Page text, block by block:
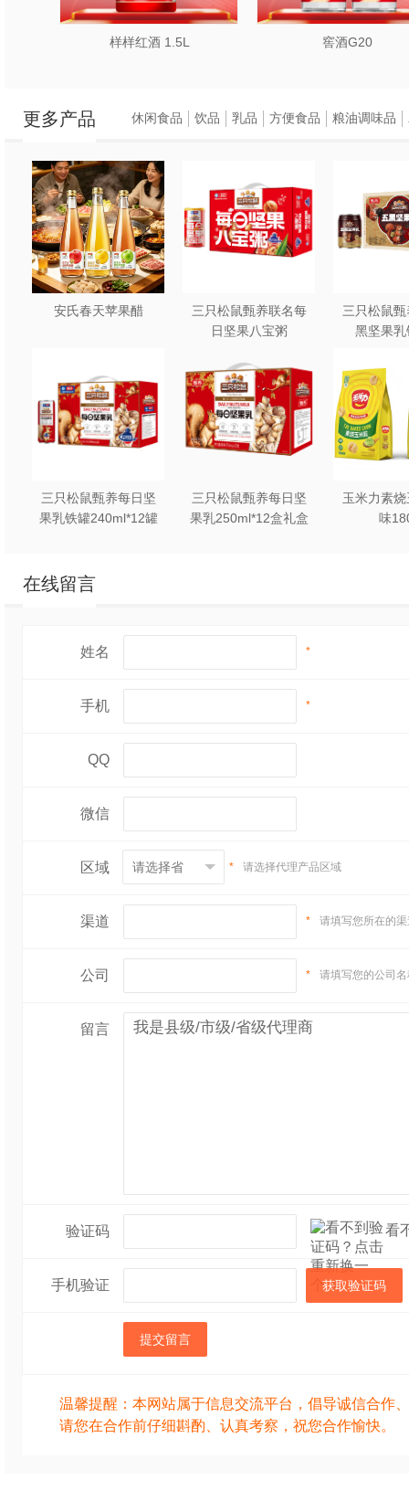
窖酒G20
更多产品
安氏春天苹果醋
三只松鼠甄养联名每
日坚果八宝粥
三只松鼠
黑坚果乳
三只松鼠甄养每日坚
果乳铁罐240ml*12罐
三只松鼠甄养每日坚
果乳250ml*12盒礼盒
玉米力素
味
休闲食品 饮品 乳品 方便食品 粮油调味品
在线留言
姓名 *
手机 *
QQ
微信
区域 * 请选择代理产品区域
渠道 * 请填写您所在的
公司 * 请填写您的公司
留言
验证码 看
手机验证 获取验证码
提交留言
温馨提醒：本网站属于信息交流平台，倡导诚信合作
请您在合作前仔细斟酌、认真考察，祝您合作愉快。